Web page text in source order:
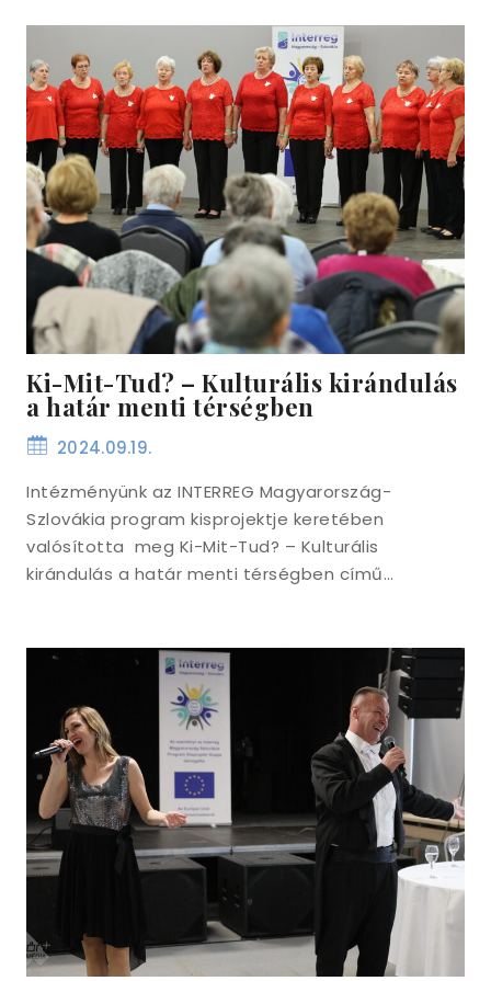
Ki-Mit-Tud? – Kulturális kirándulás
a határ menti térségben
2024.09.19.
Intézményünk az INTERREG Magyarország-
Szlovákia program kisprojektje keretében
valósította meg Ki-Mit-Tud? – Kulturális
kirándulás a határ menti térségben című…